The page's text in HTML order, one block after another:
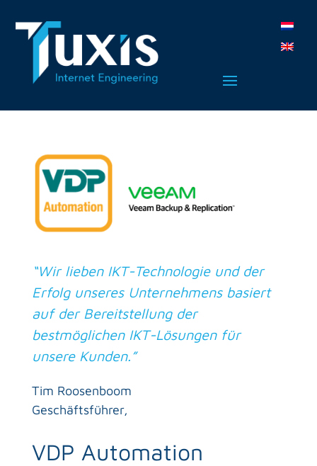
“Wir lieben IKT-Technologie und der
Erfolg unseres Unternehmens basiert
auf der Bereitstellung der
bestmöglichen IKT-Lösungen für
unsere Kunden.”
Tim Roosenboom
Geschäftsführer,
VDP Automation